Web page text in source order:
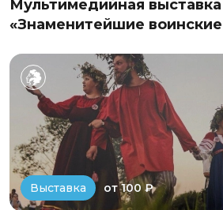
Мультимедийная выставка
«Знаменитейшие
Выставка от 100 ₽